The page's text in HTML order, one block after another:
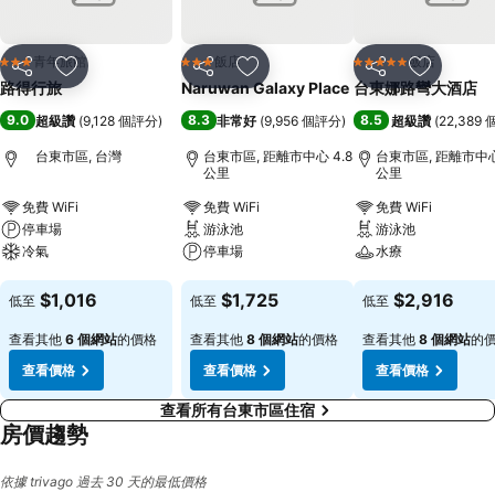
分享 加入我的最愛
3 星級青年旅館
路得行旅
9.0 超級讚 (9,128 個評分)
台東市區, 台灣
免費 WiFi
停車場
冷氣
查看價格
低至 $1,016
查看其他 6 個網站的價格
查看價格
分享 加入我的最愛
3 星級飯店
Naruwan Galaxy Place
8.3 非常好 (9,956 個評分)
台東市區, 距離市中心 4.8
公里
免費 WiFi
游泳池
停車場
查看價格
低至 $1,725
查看其他 8 個網站的價格
查看價格
分享 加入我的
5 星級 飯店
台東娜路彎大酒店
8.5 超級讚 (22,389
台東市區, 距離市中
公里
免費 WiFi
游泳池
水療
查看價格
低至 $2,916
查看其他 8 個網站的
查看價格
查看所有台東市區住宿
房價趨勢
依據 trivago 過去 30 天的最低價格